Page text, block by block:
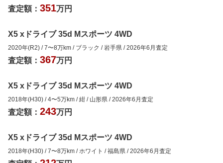
査定額： 351万円
X5 xドライブ 35d Mスポーツ 4WD
2020年(R2) /7〜8万km / ブラック /岩手県 /2026年6月査定
査定額： 367万円
X5 xドライブ 35d Mスポーツ 4WD
2018年(H30) /4〜5万km /紺 / 山形県 /2026年6月査定
査定額： 243万円
X5 xドライブ 35d Mスポーツ 4WD
2018年(H30) /7〜8万km / ホワイト /福島県 /2026年6月査定